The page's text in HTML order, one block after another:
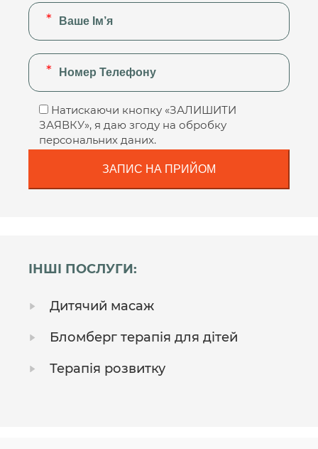
Натискаючи кнопку «ЗАЛИШИТИ
ЗАЯВКУ», я даю згоду на обробку
персональних даних.
ІНШІ ПОСЛУГИ:
Дитячий масаж
Бломберг терапія для дітей
Терапія розвитку